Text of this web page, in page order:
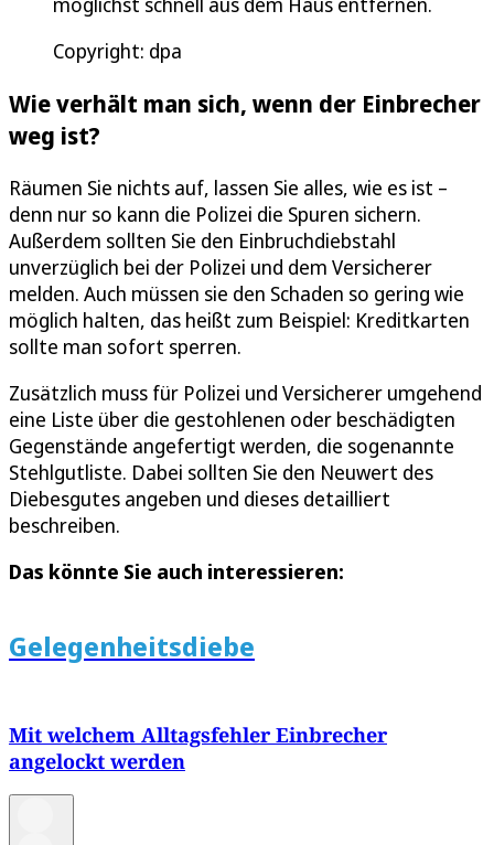
Copyright: dpa
Wie verhält man sich, wenn der Einbrecher
weg ist?
Räumen Sie nichts auf, lassen Sie alles, wie es ist –
denn nur so kann die Polizei die Spuren sichern.
Außerdem sollten Sie den Einbruchdiebstahl
unverzüglich bei der Polizei und dem Versicherer
melden. Auch müssen sie den Schaden so gering wie
möglich halten, das heißt zum Beispiel: Kreditkarten
sollte man sofort sperren.
Zusätzlich muss für Polizei und Versicherer umgehend
eine Liste über die gestohlenen oder beschädigten
Gegenstände angefertigt werden, die sogenannte
Stehlgutliste. Dabei sollten Sie den Neuwert des
Diebesgutes angeben und dieses detailliert
beschreiben.
Das könnte Sie auch interessieren:
Gelegenheitsdiebe
Mit welchem Alltagsfehler Einbrecher
angelockt werden